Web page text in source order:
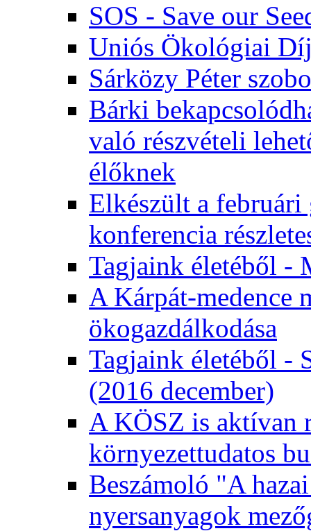
SOS - Save our
Uniós Ökológiai
Sárközy Péter
Bárki
való részvételi
élőknek
Elkészült a
konferencia
Tagjaink életéből -
A Kárpát-medence
ökogazdálkodása
Tagjaink életéből -
(2016 december)
A KÖSZ is aktívan
környezettudatos
Beszámoló "A
nyersanyagok